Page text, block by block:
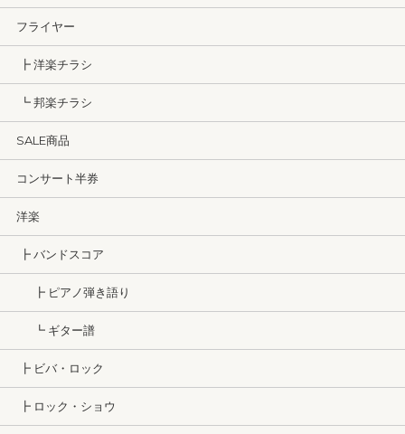
フライヤー
┣ 洋楽チラシ
┗ 邦楽チラシ
SALE商品
コンサート半券
洋楽
┣ バンドスコア
┣ ピアノ弾き語り
┗ ギター譜
┣ ビバ・ロック
┣ ロック・ショウ